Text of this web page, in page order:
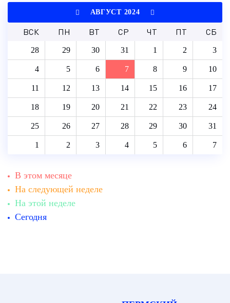
АВГУСТ 2024
ВСК ПН ВТ СР ЧТ ПТ СБ
28 29 30 31 1 2 3
4 5 6 7 8 9 10
11 12 13 14 15 16 17
18 19 20 21 22 23 24
25 26 27 28 29 30 31
1 2 3 4 5 6 7
В этом месяце
На следующей неделе
На этой неделе
Сегодня